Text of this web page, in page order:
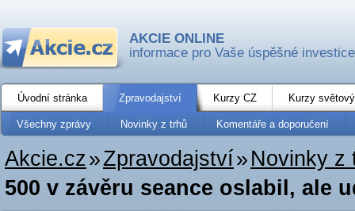
AKCIE ONLINE
informace pro Vaše úspěšné investice
Úvodní stránka Zpravodajství Kurzy CZ Kurzy
Všechny zprávy Novinky z trhů Komentáře a doporučení
Akcie.cz»Zpravodajství» Novinky z
500 v závěru seance oslabil, ale